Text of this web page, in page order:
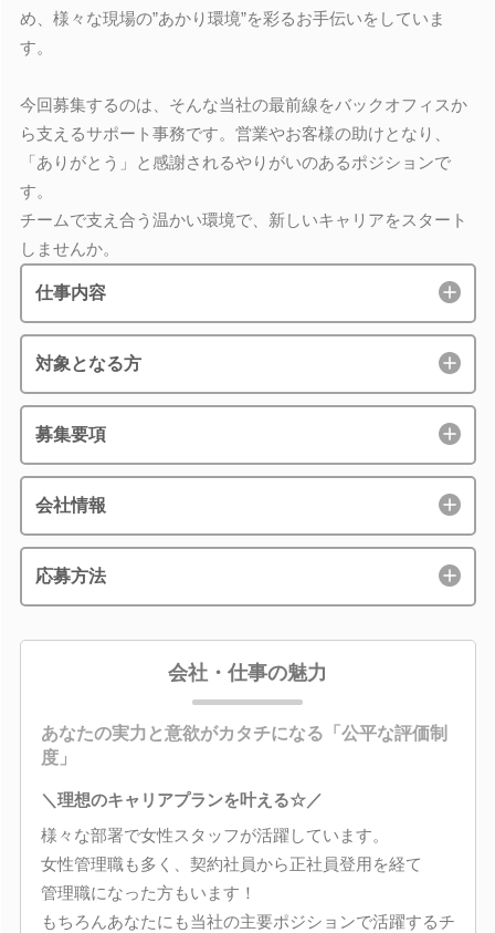
め、様々な現場の”あかり環境”を彩るお手伝いをしていま
す。
今回募集するのは、そんな当社の最前線をバックオフィスか
ら支えるサポート事務です。営業やお客様の助けとなり、
「ありがとう」と感謝されるやりがいのあるポジションで
す。
チームで支え合う温かい環境で、新しいキャリアをスタート
しませんか。
仕事内容
対象となる方
募集要項
会社情報
応募方法
会社・仕事の魅力
あなたの実力と意欲がカタチになる「公平な評価制
度」
＼理想のキャリアプランを叶える☆／
様々な部署で女性スタッフが活躍しています。
女性管理職も多く、契約社員から正社員登用を経て
管理職になった方もいます！
もちろんあなたにも当社の主要ポジションで活躍するチ